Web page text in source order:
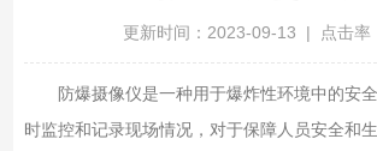
更新时间：2023-09-13 | 点击率
防爆摄像仪是一种用于爆炸性环境中的安全
时监控和记录现场情况，对于保障人员安全